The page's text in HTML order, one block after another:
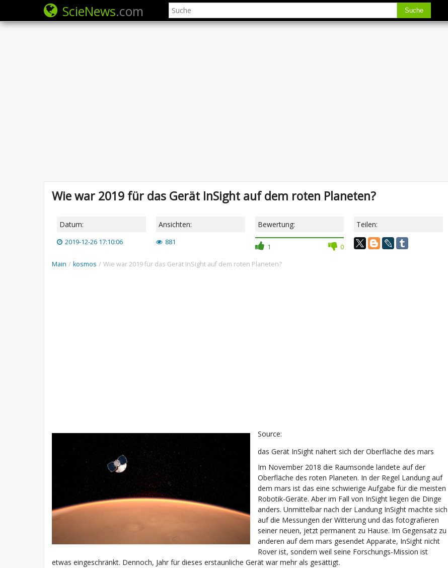
ScieNews.com Suche
Wie war 2019 für das Gerät InSight auf dem roten Planeten?
Datum:
2019-12-26 17:10:06
Ansichten:
881
Bewertung:
1 0
Teilen:
Main / kosmos / Wie war 2019 für das Gerät InSight auf dem roten Planeten?
Source:
das Gerät InSight nähert sich der Oberfläche des mars
Im November 2018 die Raumsonde landete auf der
Oberfläche des roten Planeten. In der Regel Landung auf
dem mars ist das eine schwierige Aufgabe für die meisten
Robotik-Geräte. Aber im Fall von InSight liegen die Dinge
anders. Unmittelbar nach der Landung InSight machte sich
auf die Messungen der Witterung und das fotografieren
seiner neuen, jetzt permanent zu Hause. Im Gegensatz zu
anderen auf dem mars gesendet Apparate, InSight nicht
Rover ist, sondern weil seine Forschungs-Mission ist
etwas eingeschränkt. Dennoch, Jahr für dieses erstaunliche Gerät war mehr als gesättigt.